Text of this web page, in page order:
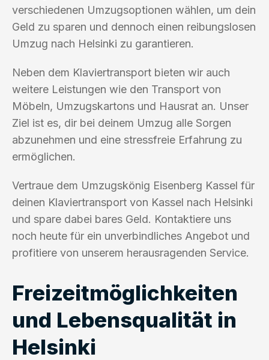
verschiedenen Umzugsoptionen wählen, um dein
Geld zu sparen und dennoch einen reibungslosen
Umzug nach Helsinki zu garantieren.
Neben dem Klaviertransport bieten wir auch
weitere Leistungen wie den Transport von
Möbeln, Umzugskartons und Hausrat an. Unser
Ziel ist es, dir bei deinem Umzug alle Sorgen
abzunehmen und eine stressfreie Erfahrung zu
ermöglichen.
Vertraue dem Umzugskönig Eisenberg Kassel für
deinen Klaviertransport von Kassel nach Helsinki
und spare dabei bares Geld. Kontaktiere uns
noch heute für ein unverbindliches Angebot und
profitiere von unserem herausragenden Service.
Freizeitmöglichkeiten
und Lebensqualität in
Helsinki